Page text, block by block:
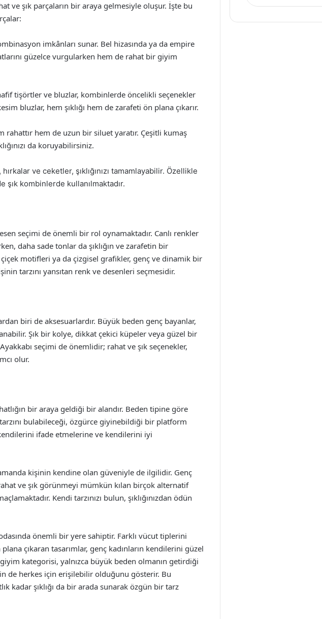
ve şık parçaların bir araya gelmesiyle oluşur. İşte bu
imkânları sunar. Bel hizasında ya da empire
güzelce vurgularken hem de rahat bir giyim
tişörtler ve bluzlar, kombinlerde öncelikli seçenekler
bluzlar, hem şıklığı hem de zarafeti ön plana çıkarır.
rahattır hem de uzun bir siluet yaratır. Çeşitli kumaş
da koruyabilirsiniz.
ve ceketler, şıklığınızı tamamlayabilir. Özellikle
kombinlerde kullanılmaktadır.
seçimi de önemli bir rol oynamaktadır. Canlı renkler
daha sade tonlar da şıklığın ve zarafetin bir
motifleri ya da çizgisel grafikler, genç ve dinamik bir
tarzını yansıtan renk ve desenleri seçmesidir.
biri de aksesuarlardır. Büyük beden genç bayanlar,
Şık bir kolye, dikkat çekici küpeler veya güzel bir
seçimi de önemlidir; rahat ve şık seçenekler,
olur.
bir araya geldiği bir alandır. Beden tipine göre
bulabileceği, özgürce giyinebildiği bir platform
ifade etmelerine ve kendilerini iyi
kişinin kendine olan güveniyle de ilgilidir. Genç
ve şık görünmeyi mümkün kılan birçok alternatif
Kendi tarzınızı bulun, şıklığınızdan ödün
önemli bir yere sahiptir. Farklı vücut tiplerini
plana çıkaran tasarımlar, genç kadınların kendilerini güzel
kategorisi, yalnızca büyük beden olmanın getirdiği
de herkes için erişilebilir olduğunu gösterir. Bu
kadar şıklığı da bir arada sunarak özgün bir tarz